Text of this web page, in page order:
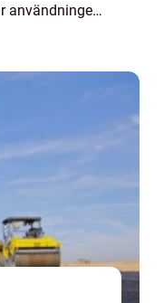
användningen